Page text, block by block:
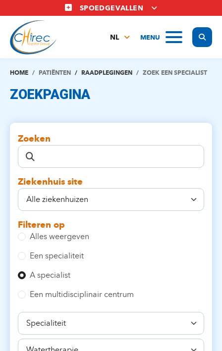
en
naar
inhoud
gaan
SPOEDGEVALLEN
MENU
NL
EN
HOME PATIËNTEN RAADPLEGINGEN ZOEK EEN SPECIALIST
ZOEKPAGINA
Zoeken
Ziekenhuis site
Filteren op
Alles weergeven
Een specialiteit
A specialist
Een multidisciplinair centrum
Specialiteit
Bekwaamheid